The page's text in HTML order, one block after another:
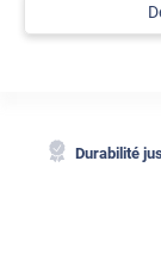
Durabilité